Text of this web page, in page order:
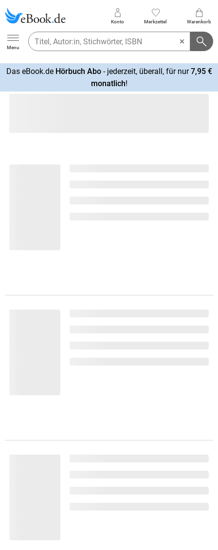
Ebook.de
Menu
Konto Merkzettel Warenkorb
Das eBook.de Hörbuch Abo- jederzeit, überall, für nur7,95 €
monatlich!